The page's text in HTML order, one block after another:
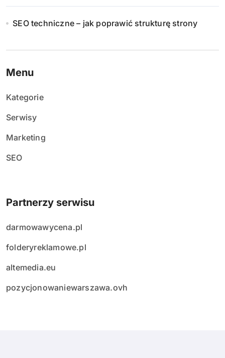
SEO techniczne – jak poprawić strukturę strony
Menu
Kategorie
Serwisy
Marketing
SEO
Partnerzy serwisu
darmowawycena.pl
folderyreklamowe.pl
altemedia.eu
pozycjonowaniewarszawa.ovh